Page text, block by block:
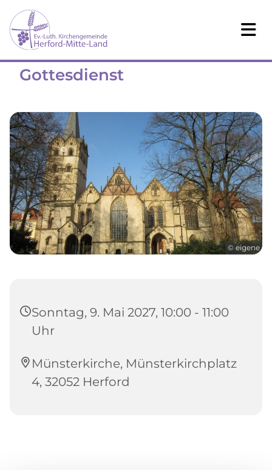
Gottesdienst
© eigene
Sonntag, 9. Mai 2027, 10:00 - 11:00
Uhr
Münsterkirche, Münsterkirchplatz
4, 32052 Herford